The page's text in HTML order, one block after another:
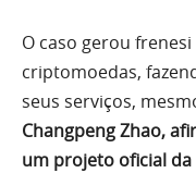
O caso gerou
criptomoedas,
seus serviços,
Changpeng Zhao,
um projeto oficial da